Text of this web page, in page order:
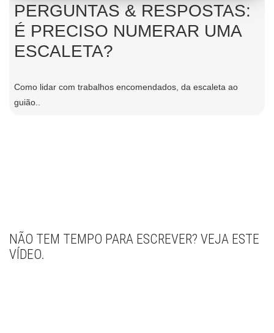
PERGUNTAS & RESPOSTAS:
É PRECISO NUMERAR UMA
ESCALETA?
Como lidar com trabalhos encomendados, da escaleta ao
guião..
NÃO TEM TEMPO PARA ESCREVER? VEJA ESTE
VÍDEO.